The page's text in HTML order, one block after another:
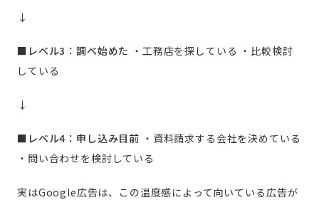
↓
■レベル3：調べ始めた ・工務店を探している ・比較検討
している
↓
■レベル4：申し込み目前 ・資料請求する会社を決めている
・問い合わせを検討している
実はGoogle広告は、この温度感によって向いている広告が